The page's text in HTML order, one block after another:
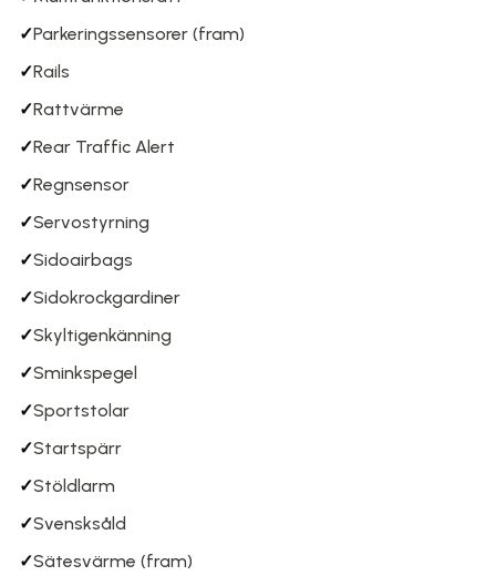
✓Parkeringssensorer (fram)
✓Rails
✓Rattvärme
✓Rear Traffic Alert
✓Regnsensor
✓Servostyrning
✓Sidoairbags
✓Sidokrockgardiner
✓Skyltigenkänning
✓Sminkspegel
✓Sportstolar
✓Startspärr
✓Stöldlarm
✓Svensksåld
✓Sätesvärme (fram)